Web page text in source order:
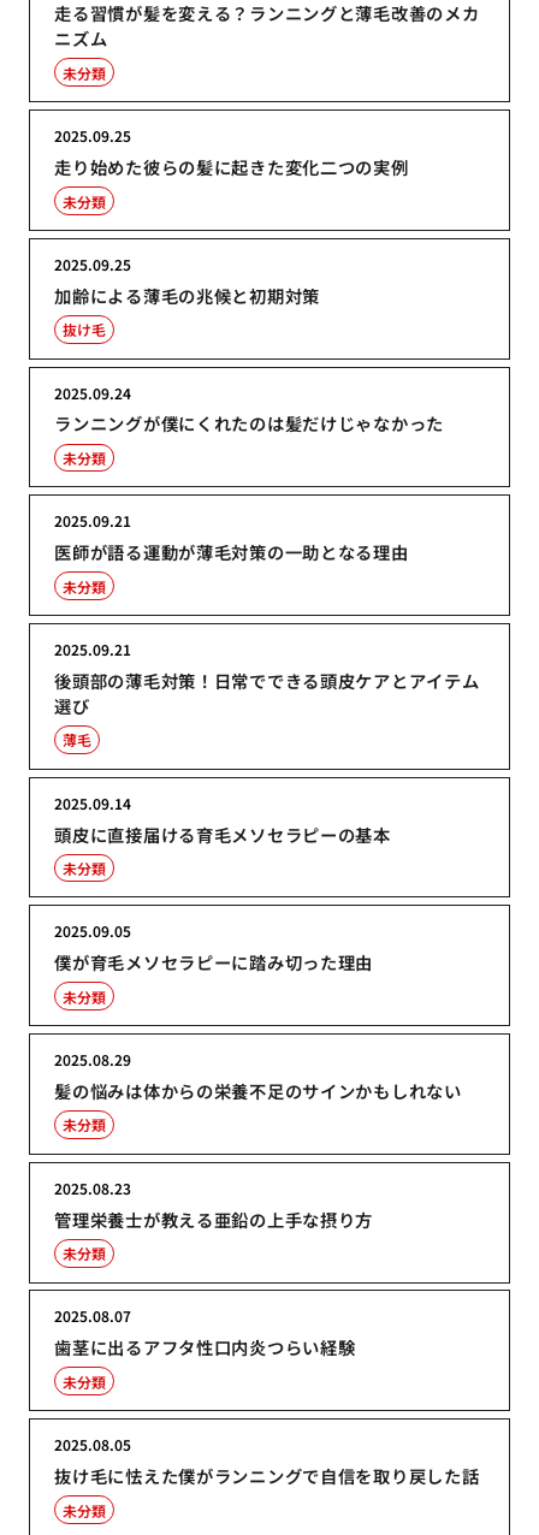
走る習慣が髪を変える？ランニングと薄毛改善のメカ
ニズム
未分類
走り始めた彼らの髪に起きた変化二つの実例
2025.09.25
未分類
加齢による薄毛の兆候と初期対策
2025.09.25
抜け毛
ランニングが僕にくれたのは髪だけじゃなかった
2025.09.24
未分類
医師が語る運動が薄毛対策の一助となる理由
2025.09.21
未分類
後頭部の薄毛対策！日常でできる頭皮ケアとアイテム
選び
2025.09.21
薄毛
頭皮に直接届ける育毛メソセラピーの基本
2025.09.14
未分類
僕が育毛メソセラピーに踏み切った理由
2025.09.05
未分類
髪の悩みは体からの栄養不足のサインかもしれない
2025.08.29
未分類
管理栄養士が教える亜鉛の上手な摂り方
2025.08.23
未分類
歯茎に出るアフタ性口内炎つらい経験
2025.08.07
未分類
抜け毛に怯えた僕がランニングで自信を取り戻した話
2025.08.05
未分類